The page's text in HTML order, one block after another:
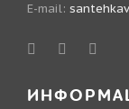
E-mail: